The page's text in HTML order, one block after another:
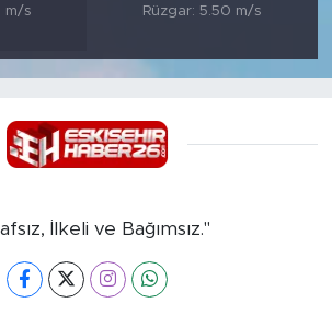
m/s
Rüzgar: 5.50 m/s
İlkeli ve Bağımsız."